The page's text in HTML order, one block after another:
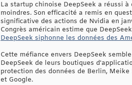
La startup chinoise DeepSeek a réussi
moindres. Son efficacité a remis en
significative des actions de Nvidia en
Congrès américain estime que
DeepSeek siphonne les données des
Cette méfiance envers DeepSeek
DeepSeek de leurs boutiques
protection des données de Berlin,
et Google.